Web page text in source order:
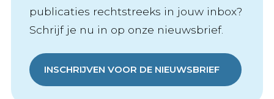
publicaties rechtstreeks in jouw inbox?
Schrijf je nu in op onze nieuwsbrief.
INSCHRIJVEN VOOR DE NIEUWSBRIEF